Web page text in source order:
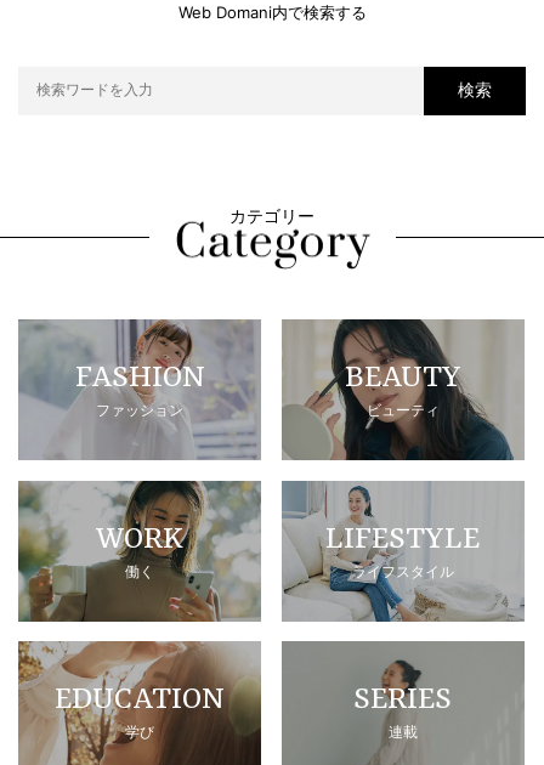
Web Domani内で検索する
検索
カテゴリー
FASHION
ファッション
BEAUTY
ビューティ
WORK
働く
LIFESTYLE
ライフスタイル
EDUCATION
学び
SERIES
連載